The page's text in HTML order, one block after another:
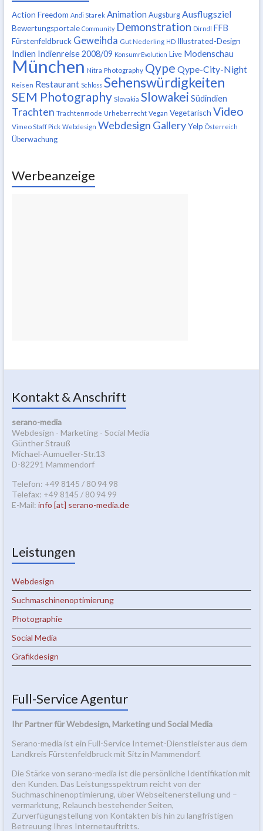
Action Freedom Andi Starek Animation Augsburg Ausflugsziel
Bewertungsportale Community Demonstration Dirndl FFB
Fürstenfeldbruck Geweihda Gut Nederling HD Illustrated-Design
Indien Indienreise 2008/09 KonsumrEvolution Live Modenschau
München Nitra Photography Qype Qype-City-Night
Reisen Restaurant Schloss Sehenswürdigkeiten
SEM Photography Slovakia Slowakei Südindien
Trachten Trachtenmode Urheberrecht Vegan Vegetarisch Video
Vimeo Staff Pick Webdesign Webdesign Gallery Yelp Österreich
Überwachung
Werbeanzeige
Kontakt & Anschrift
serano-media
Webdesign - Marketing - Social Media
Günther Strauß
Michael-Aumueller-Str.13
D-82291 Mammendorf
Telefon: +49 8145 / 80 94 98
Telefax: +49 8145 / 80 94 99
E-Mail: info [at] serano-media.de
Leistungen
Webdesign
Suchmaschinenoptimierung
Photographie
Social Media
Grafikdesign
Full-Service Agentur
Ihr Partner für Webdesign, Marketing und Social Media
Serano-media ist ein Full-Service Internet-Dienstleister aus dem
Landkreis Fürstenfeldbruck mit Sitz in Mammendorf.
Die Stärke von serano-media ist die persönliche Identifikation mit
den Kunden. Das Leistungsspektrum reicht von der
Suchmaschinenoptimierung, über Webseitenerstellung und –
vermarktung, Relaunch bestehender Seiten,
Zurverfügungstellung von Kontakten bis hin zu langfristigen
Betreuung Ihres Internetauftritts.